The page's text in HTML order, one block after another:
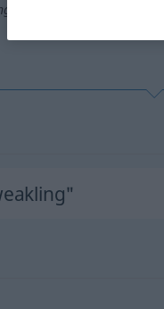
anklicken/antippen)